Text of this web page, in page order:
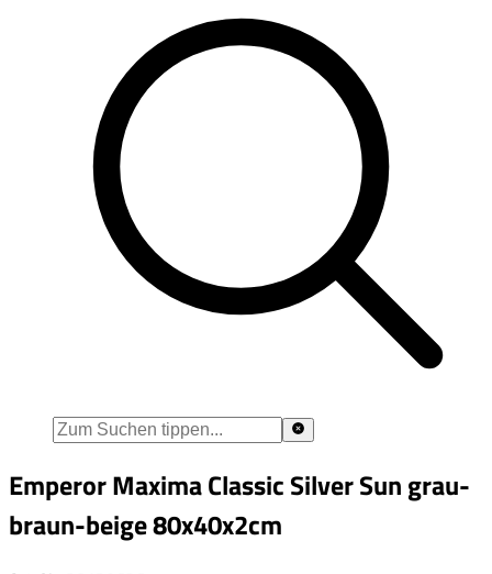
Emperor Maxima Classic Silver Sun grau-
braun-beige 80x40x2cm